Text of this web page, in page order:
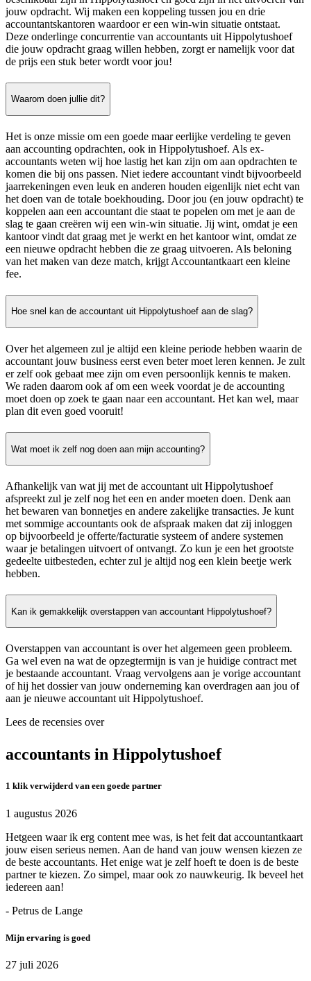
jouw opdracht. Wij maken een koppeling tussen jou en drie
accountantskantoren waardoor er een win-win situatie ontstaat.
Deze onderlinge concurrentie van accountants uit Hippolytushoef
die jouw opdracht graag willen hebben, zorgt er namelijk voor dat
de prijs een stuk beter wordt voor jou!
Waarom doen jullie dit?
Het is onze missie om een goede maar eerlijke verdeling te geven
aan accounting opdrachten, ook in Hippolytushoef. Als ex-
accountants weten wij hoe lastig het kan zijn om aan opdrachten te
komen die bij ons passen. Niet iedere accountant vindt bijvoorbeeld
jaarrekeningen even leuk en anderen houden eigenlijk niet echt van
het doen van de totale boekhouding. Door jou (en jouw opdracht) te
koppelen aan een accountant die staat te popelen om met je aan de
slag te gaan creëren wij een win-win situatie. Jij wint, omdat je een
kantoor vindt dat graag met je werkt en het kantoor wint, omdat ze
een nieuwe opdracht hebben die ze graag uitvoeren. Als beloning
van het maken van deze match, krijgt Accountantkaart een kleine
fee.
Hoe snel kan de accountant uit Hippolytushoef aan de slag?
Over het algemeen zul je altijd een kleine periode hebben waarin de
accountant jouw business eerst even beter moet leren kennen. Je zult
er zelf ook gebaat mee zijn om even persoonlijk kennis te maken.
We raden daarom ook af om een week voordat je de accounting
moet doen op zoek te gaan naar een accountant. Het kan wel, maar
plan dit even goed vooruit!
Wat moet ik zelf nog doen aan mijn accounting?
Afhankelijk van wat jij met de accountant uit Hippolytushoef
afspreekt zul je zelf nog het een en ander moeten doen. Denk aan
het bewaren van bonnetjes en andere zakelijke transacties. Je kunt
met sommige accountants ook de afspraak maken dat zij inloggen
op bijvoorbeeld je offerte/facturatie systeem of andere systemen
waar je betalingen uitvoert of ontvangt. Zo kun je een het grootste
gedeelte uitbesteden, echter zul je altijd nog een klein beetje werk
hebben.
Kan ik gemakkelijk overstappen van accountant Hippolytushoef?
Overstappen van accountant is over het algemeen geen probleem.
Ga wel even na wat de opzegtermijn is van je huidige contract met
je bestaande accountant. Vraag vervolgens aan je vorige accountant
of hij het dossier van jouw onderneming kan overdragen aan jou of
aan je nieuwe accountant uit Hippolytushoef.
Lees de recensies over
accountants in Hippolytushoef
1 klik verwijderd van een goede partner
1 augustus 2026
Hetgeen waar ik erg content mee was, is het feit dat accountantkaart
jouw eisen serieus nemen. Aan de hand van jouw wensen kiezen ze
de beste accountants. Het enige wat je zelf hoeft te doen is de beste
partner te kiezen. Zo simpel, maar ook zo nauwkeurig. Ik beveel het
iedereen aan!
- Petrus de Lange
Mijn ervaring is goed
27 juli 2026